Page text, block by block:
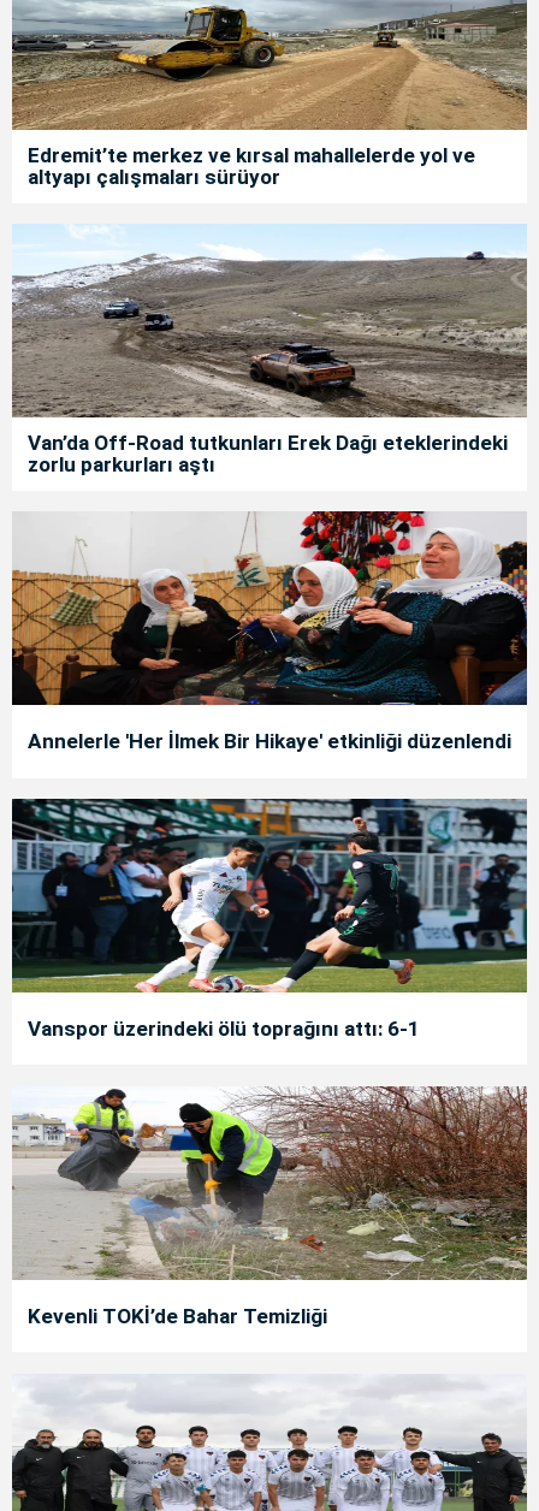
Edremit’te merkez ve kırsal mahallelerde yol ve
altyapı çalışmaları sürüyor
Van’da Off-Road tutkunları Erek Dağı eteklerindeki
zorlu parkurları aştı
Annelerle 'Her İlmek Bir Hikaye' etkinliği düzenlendi
Vanspor üzerindeki ölü toprağını attı: 6-1
Kevenli TOKİ’de Bahar Temizliği